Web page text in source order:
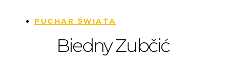
PUCHAR ŚWIATA
Biedny Zubčić